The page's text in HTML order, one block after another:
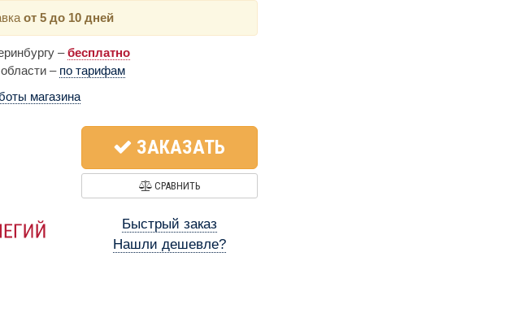
от 5 до 10 дней
–бесплатно
– по тарифам
магазина
ЗАКАЗАТЬ
СРАВНИТЬ
Быстрый заказ
Нашли дешевле?